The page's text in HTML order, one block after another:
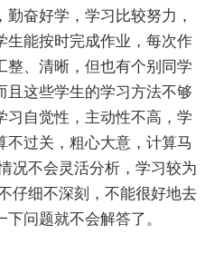
奋好学，学习比较努力，
生能按时完成作业，每次作
整、清晰，但也有个别同学
且这些学生的学习方法不够
习自觉性，主动性不高，学
不过关，粗心大意，计算马
况不会灵活分析，学习较为
仔细不深刻，不能很好地去
问题就不会解答了。